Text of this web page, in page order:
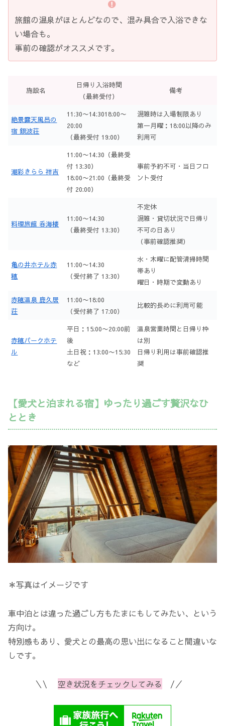
旅館の温泉がほとんどなので、混み具合で入浴できな
い場合も。
事前の確認がオススメです。
施設名
日帰り入浴時間
（最終受付）
備考
絶景露天風呂の
宿 銀波荘
11:30〜14:3018:00〜
20:00
（最終受付 19:00）
混雑時は入場制限あり
第一月曜：18:00以降のみ
利用可
潮彩きらら 祥吉
11:00〜14:30（最終受
付 13:30）
18:00〜21:00（最終受
付 20:00）
事前予約不可・当日フロ
ント受付
料理旅館 呑海楼
11:00〜14:30
（最終受付 13:30）
不定休
混雑・貸切状況で日帰り
不可の日あり
（事前確認推奨）
亀の井ホテル赤
穂
11:00〜14:30
（受付終了 13:30）
水・木曜に配管清掃時間
帯あり
曜日・時期で変動あり
赤穂温泉 鹿久居
荘
11:00〜18:00
（受付終了 17:00）
比較的長めに利用可能
赤穂パークホテ
ル
平日：15:00〜20:00前
後
土日祝：13:00〜15:30
など
温泉営業時間と日帰り枠
は別
日帰り利用は事前確認推
奨
【愛犬と泊まれる宿】ゆったり過ごす贅沢なひ
ととき
＊写真はイメージです
車中泊とは違った過ごし方もたまにもしてみたい、という
方向け。
特別感もあり、愛犬との最高の思い出になること間違いな
しです。
＼\ 空き状況をチェックしてみる /／